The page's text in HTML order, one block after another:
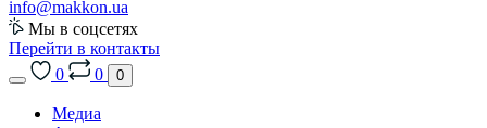
info@makkon.ua
Мы в соцсетях
Перейти в контакты
0
0 0
Медиа